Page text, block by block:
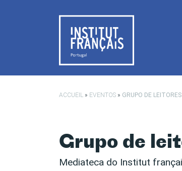
ACCUEIL » EVENTOS » GRUPO DE LEITORES
Grupo de
Mediateca do Institut